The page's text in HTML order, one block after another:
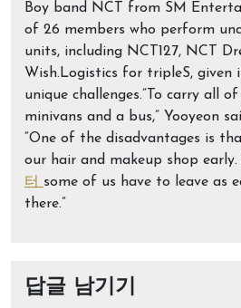
Boy band NCT from SM
of 26 members who perform
units, including NCT127, NCT
Wish.Logistics for tripleS, given
unique challenges.”To carry all
minivans and a bus,” Yooyeon
“One of the disadvantages is
our hair and makeup shop early.
터 some of us have to leave as
there.”
답글 남기기